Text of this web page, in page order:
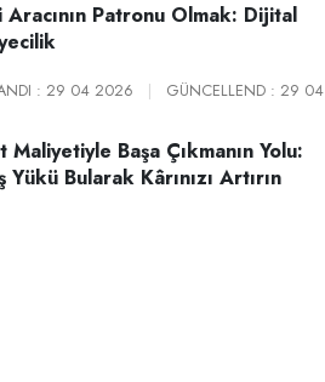
Aracının Patronu Olmak: Dijital
: 29 04 2026 |
GÜNCELLEND : 29 04
Maliyetiyle Başa Çıkmanın Yolu:
Yükü Bularak Kârınızı Artırın